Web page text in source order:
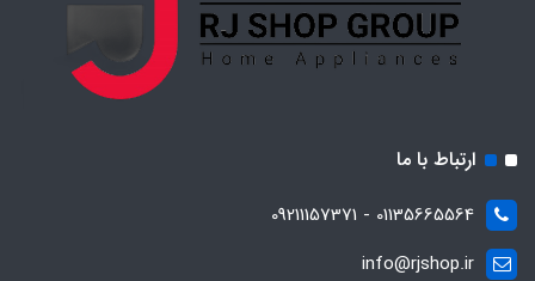
ارتباط با ما
01135665564 - 09211157371
info@rjshop.ir